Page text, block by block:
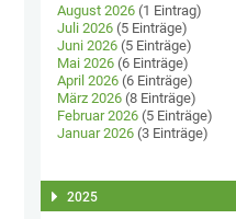
August 2026 (1 Eintrag)
Juli 2026 (5 Einträge)
Juni 2026 (5 Einträge)
Mai 2026 (6 Einträge)
April 2026 (6 Einträge)
März 2026 (8 Einträge)
Februar 2026 (5 Einträge)
Januar 2026 (3 Einträge)
2025